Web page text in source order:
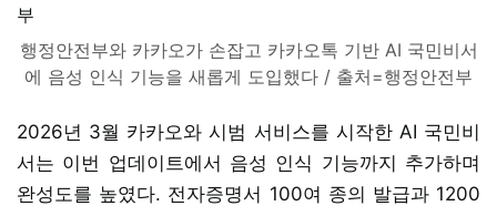
행정안전부와 카카오가 손잡고 카카오톡 기반 AI 국민비서
에 음성 인식 기능을 새롭게 도입했다 / 출처=행정안전부
2026년 3월 카카오와 시범 서비스를 시작한 AI 국민비
서는 이번 업데이트에서 음성 인식 기능까지 추가하며
완성도를 높였다. 전자증명서 100여 종의 발급과 1200